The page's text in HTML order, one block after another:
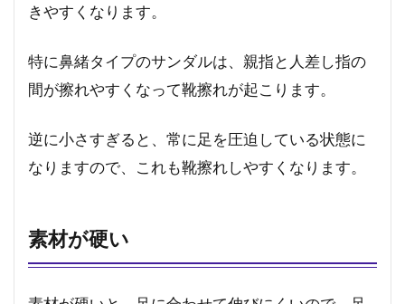
きやすくなります。
特に鼻緒タイプのサンダルは、親指と人差し指の
間が擦れやすくなって靴擦れが起こります。
逆に小さすぎると、常に足を圧迫している状態に
なりますので、これも靴擦れしやすくなります。
素材が硬い